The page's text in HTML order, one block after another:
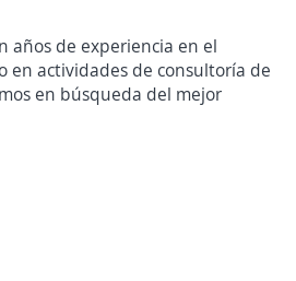
años de experiencia en el
en actividades de consultoría de
en búsqueda del mejor